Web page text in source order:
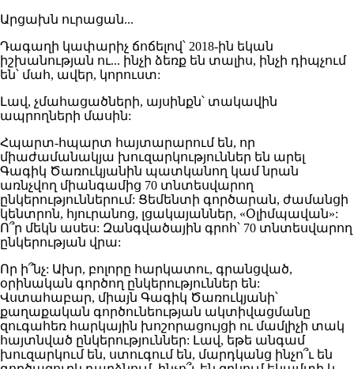
Արցախն ուրացան...
Դագաղի կափարիչ ճոճելով՝ 2018-ին եկան
իշխանության ու... ինչի ձեռք են տալիս, ինչի դիպչում
են՝ մահ, ավեր, կորուստ:
Լավ, չմահացածների, այսինքն՝ տակավին
ապրողների մասին:
Հպարտ-հպարտ հայտարարում են, որ
միաժամանակյա խուզարկություններ են արել
Գագիկ Ծառուկյանին պատկանող կամ նրան
առնչվող միանգամից 70 տնտեսվարող
ընկերություններում: Ցեմենտի գործարան, ժամանցի
կենտրոն, հյուրանոց, լցակայաններ, «Օլիմպավան»:
Ո՞ր մեկն ասես: Զանգվածային գրոհ՝ 70 տնտեսվարող
ընկերության վրա:
Որ ի՞նչ: Ախր, բոլորը հարկատու, գրանցված,
օրինական գործող ընկերություններ են:
Վստահաբար, միայն Գագիկ Ծառուկյանի՝
քաղաքական գործունեության ակտիվացմանը
զուգահեռ հարկային խոշորացույցի ու մամլիչի տակ
հայտնված ընկերություններ: Լավ, եթե անգամ
խուզարկում են, ստուգում են, մարդկանց ինչո՞ւ են